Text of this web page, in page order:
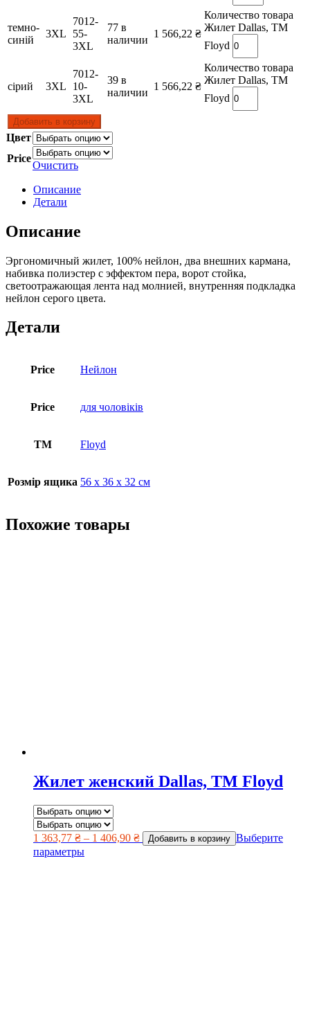
темно-
синій
3XL
7012-
55-
3XL
77 в
наличии
1 566,22 ₴
Количество товара
Жилет Dallas, TM
Floyd
сірий 3XL
7012-
10-
3XL
39 в
наличии
1 566,22 ₴
Количество товара
Жилет Dallas, TM
Floyd
Добавить в корзину
Цвет
Price
Очистить
Описание
Детали
Описание
Эргономичный жилет, 100% нейлон, два внешних кармана,
набивка полиэстер с эффектом пера, ворот стойка,
светоотражающая лента над молнией, внутренняя подкладка
нейлон серого цвета.
Детали
Price Нейлон
Price для чоловіків
ТМ Floyd
Розмір ящика 56 х 36 х 32 см
Похожие товары
Жилет женский Dallas, TM Floyd
1 363,77 ₴ – 1 406,90 ₴ Добавить в корзину Выберите
параметры